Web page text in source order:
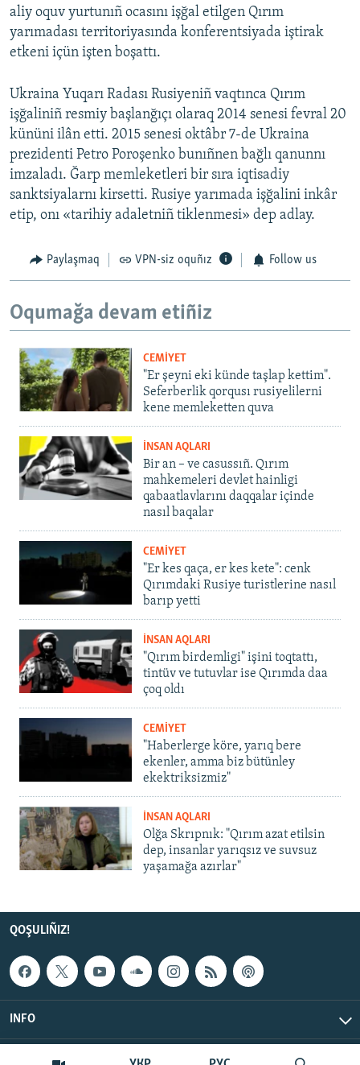
aliy oquv yurtunıñ ocasını işğal etilgen Qırım
yarımadası territoriyasında konferentsiyada iştirak
etkeni içün işten boşattı.
Ukraina Yuqarı Radası Rusiyeniñ vaqtınca Qırım
işğaliniñ resmiy başlanğıçı olaraq 2014 senesi fevral 20
kününi ilân etti. 2015 senesi oktâbr 7-de Ukraina
prezidenti Petro Poroşenko bunıñnen bağlı qanunnı
imzaladı. Ğarp memleketleri bir sıra iqtisadiy
sanktsiyalarnı kirsetti. Rusiye yarımada işğalini inkâr
etip, onı «tarihiy adaletniñ tiklenmesi» dep adlay.
Paylaşmaq VPN-siz oquñız Follow us
Oqumağa devam etiñiz
CEMİYET
"Er şeyni eki künde taşlap kettim".
Seferberlik qorqusı rusiyelilerni
kene memleketten quva
İNSAN AQLARI
Bir an – ve casussıñ. Qırım
mahkemeleri devlet hainligi
qabaatlavlarını daqqalar içinde
nasıl baqalar
CEMİYET
"Er kes qaça, er kes kete": cenk
Qırımdaki Rusiye turistlerine nasıl
barıp yetti
İNSAN AQLARI
"Qırım birdemligi" işini toqtattı,
tintüv ve tutuvlar ise Qırımda daa
çoq oldı
CEMİYET
"Haberlerge köre, yarıq bere
ekenler, amma biz bütünley
ekektriksizmiz"
İNSAN AQLARI
Olğa Skrıpnık: "Qırım azat etilsin
dep, insanlar yarıqsız ve suvsuz
yaşamağa azırlar"
QOŞULIÑIZ!
INFO
© Qırım.Aqiqat, 2026 | All Rights Reserved.